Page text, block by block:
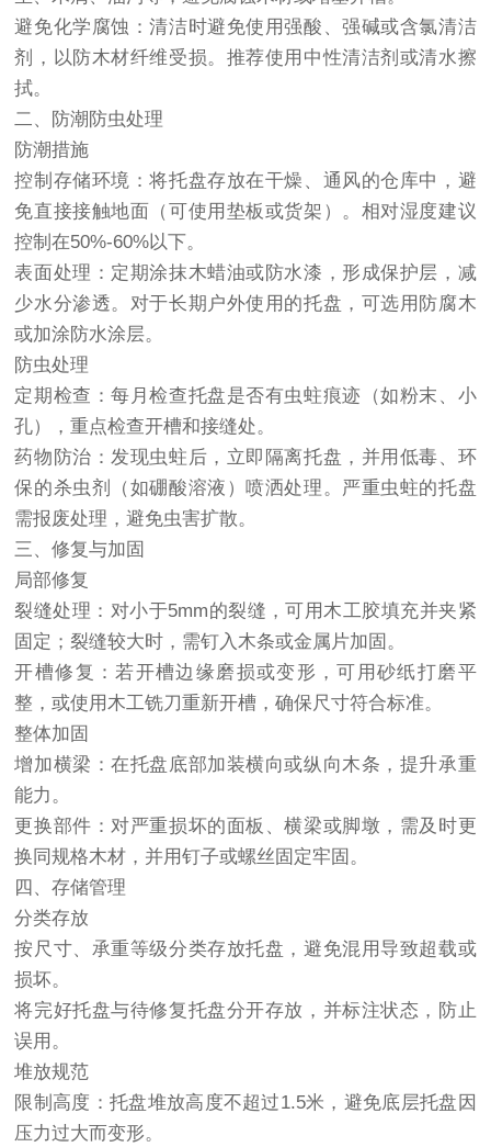
避免化学腐蚀：清洁时避免使用强酸、强碱或含氯清洁
剂，以防木材纤维受损。推荐使用中性清洁剂或清水擦
拭。
二、防潮防虫处理
防潮措施
控制存储环境：将托盘存放在干燥、通风的仓库中，避
免直接接触地面（可使用垫板或货架）。相对湿度建议
控制在50%-60%以下。
表面处理：定期涂抹木蜡油或防水漆，形成保护层，减
少水分渗透。对于长期户外使用的托盘，可选用防腐木
或加涂防水涂层。
防虫处理
定期检查：每月检查托盘是否有虫蛀痕迹（如粉末、小
孔），重点检查开槽和接缝处。
药物防治：发现虫蛀后，立即隔离托盘，并用低毒、环
保的杀虫剂（如硼酸溶液）喷洒处理。严重虫蛀的托盘
需报废处理，避免虫害扩散。
三、修复与加固
局部修复
裂缝处理：对小于5mm的裂缝，可用木工胶填充并夹紧
固定；裂缝较大时，需钉入木条或金属片加固。
开槽修复：若开槽边缘磨损或变形，可用砂纸打磨平
整，或使用木工铣刀重新开槽，确保尺寸符合标准。
整体加固
增加横梁：在托盘底部加装横向或纵向木条，提升承重
能力。
更换部件：对严重损坏的面板、横梁或脚墩，需及时更
换同规格木材，并用钉子或螺丝固定牢固。
四、存储管理
分类存放
按尺寸、承重等级分类存放托盘，避免混用导致超载或
损坏。
将完好托盘与待修复托盘分开存放，并标注状态，防止
误用。
堆放规范
限制高度：托盘堆放高度不超过1.5米，避免底层托盘因
压力过大而变形。